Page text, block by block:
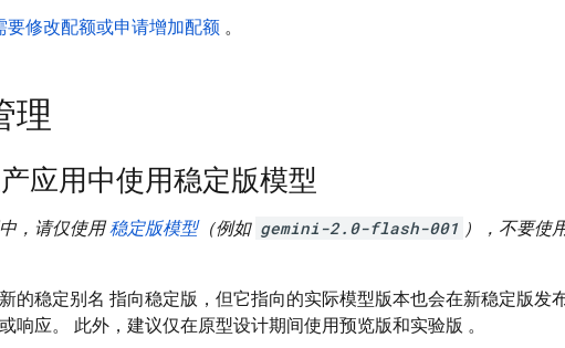
要修改配额或申请增加配额 。
理
应用中使用稳定版模型
，请仅使用稳定版模型（例如 gemini-2.0-flash-001 ），不要使
的稳定别名 指向稳定版，但它指向的实际模型版本也会在新稳定版发
响应。 此外，建议仅在原型设计期间使用预览版和实验版 。